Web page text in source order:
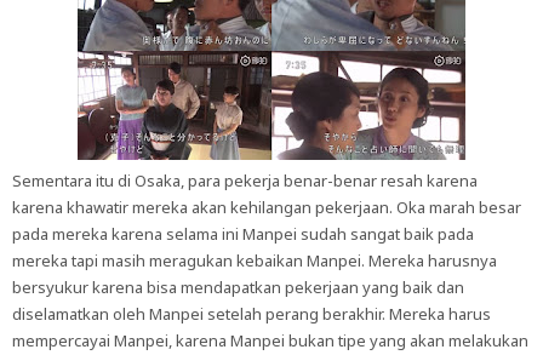
Sementara itu di Osaka, para pekerja benar-benar resah karena
karena khawatir mereka akan kehilangan pekerjaan. Oka marah besar
pada mereka karena selama ini Manpei sudah sangat baik pada
mereka tapi masih meragukan kebaikan Manpei. Mereka harusnya
bersyukur karena bisa mendapatkan pekerjaan yang baik dan
diselamatkan oleh Manpei setelah perang berakhir. Mereka harus
mempercayai Manpei, karena Manpei bukan tipe yang akan melakukan